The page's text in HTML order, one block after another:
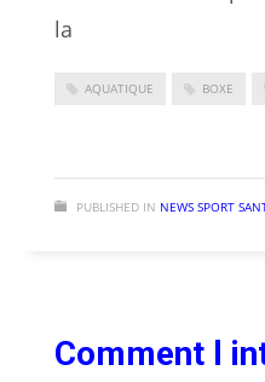
la
AQUATIQUE BOXE
PUBLISHED IN NEWS SPORT
Comment l